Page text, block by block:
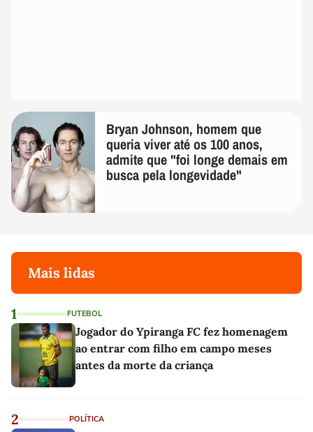
Bryan Johnson, homem que
queria viver até os 100 anos,
admite que "foi longe demais em
busca pela longevidade"
Mais lidas
1 FUTEBOL
Jogador do Ypiranga FC fez homenagem
ao entrar com filho em campo meses
antes da morte da criança
2 POLÍTICA